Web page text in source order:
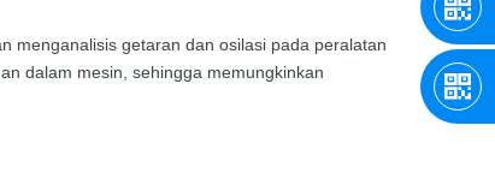
menganalisis getaran dan osilasi pada peralatan
dalam mesin, sehingga memungkinkan